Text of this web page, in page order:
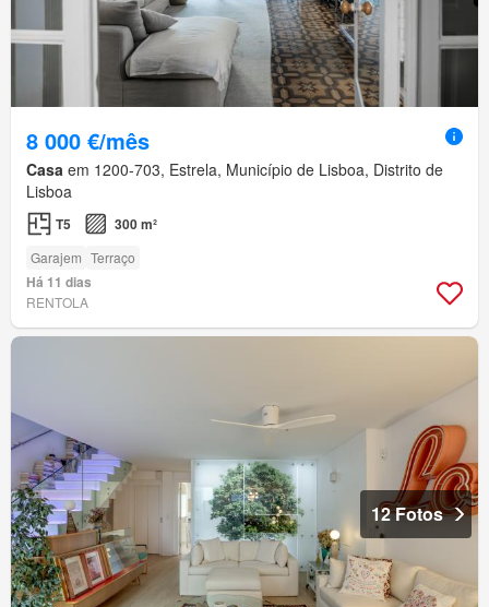
8 000 €/mês
Casa em 1200-703, Estrela, Município de Lisboa, Distrito de
Lisboa
T5 300 m²
Garajem Terraço
Há 11 dias
RENTOLA
12 Fotos